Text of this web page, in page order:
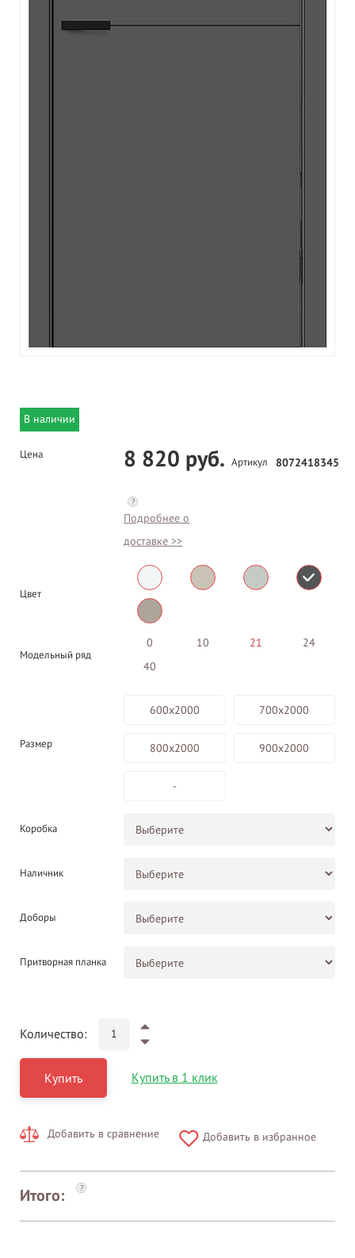
В наличии
Цена 8 820 руб.
?
Подробнее о
доставке >>
Артикул 8072418345
Цвет
Модельный ряд
0 10 21
24
40
Размер
600х2000 700х2000
800х2000 900х2000
-
Коробка
Наличник
Доборы
Притворная планка
Количество:
Купить Купить в 1 клик
Добавить в сравнение Добавить в избранное
Итого: ?